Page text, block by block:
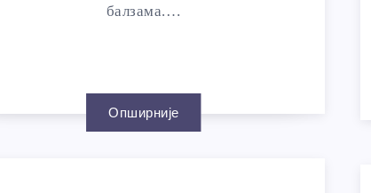
балзама.…
Опширније